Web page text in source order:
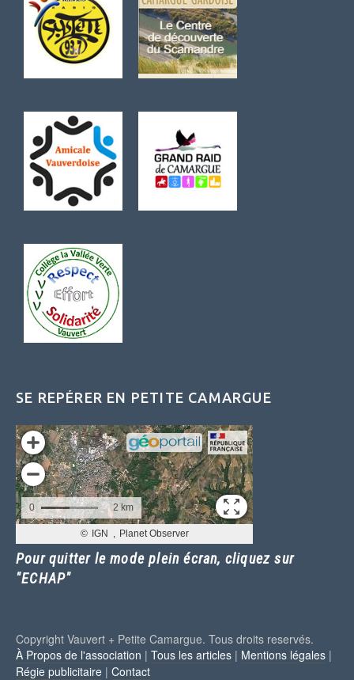
SE REPÉRER EN PETITE CAMARGUE
Pour quitter le mode plein écran, cliquez sur
"ECHAP"
Copyright Vauvert + Petite Camargue. Tous droits reservés.
À Propos de l'association | Tous les articles | Mentions légales |
Régie publicitaire | Contact